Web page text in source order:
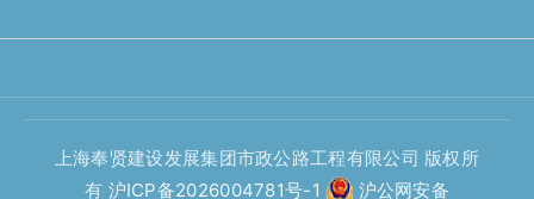
上海奉贤建设发展集团市政公路工程有限公司 版权所
有 沪ICP备2026004781号-1 沪公网安备